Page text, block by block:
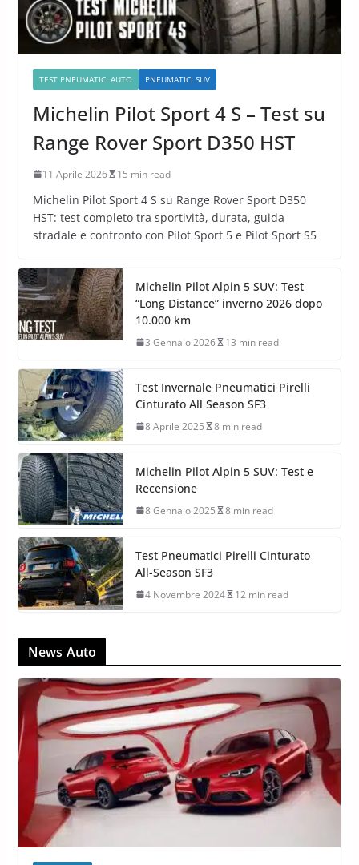
TEST PNEUMATICI AUTO PNEUMATICI SUV
Michelin Pilot Sport 4 S – Test su
Range Rover Sport D350 HST
11 Aprile 2026 15 min read
Michelin Pilot Sport 4 S su Range Rover Sport D350
HST: test completo tra sportività, durata, guida
stradale e confronto con Pilot Sport 5 e Pilot Sport S5
Michelin Pilot Alpin 5 SUV: Test
“Long Distance” inverno 2026 dopo
10.000 km
3 Gennaio 2026 13 min read
Test Invernale Pneumatici Pirelli
Cinturato All Season SF3
8 Aprile 2025 8 min read
Michelin Pilot Alpin 5 SUV: Test e
Recensione
8 Gennaio 2025 8 min read
Test Pneumatici Pirelli Cinturato
All-Season SF3
4 Novembre 2024 12 min read
News Auto